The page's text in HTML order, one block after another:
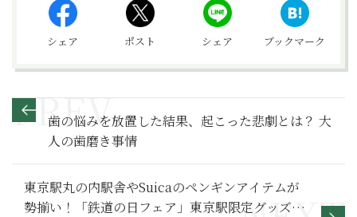
シェア ポスト シェア ブックマーク
歯の悩みを放置した結果、起こった悲劇とは？ 大
人の歯磨き事情
東京駅丸の内駅舎やSuicaのペンギンアイテムが
勢揃い！「鉄道の日フェア」東京駅限定グッズ